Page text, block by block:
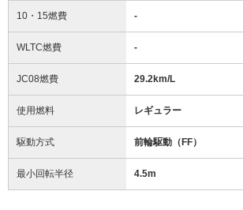
10・15燃費 -
WLTC燃費 -
JC08燃費 29.2km/L
使用燃料 レギュラー
駆動方式 前輪駆動（FF）
最小回転半径 4.5m